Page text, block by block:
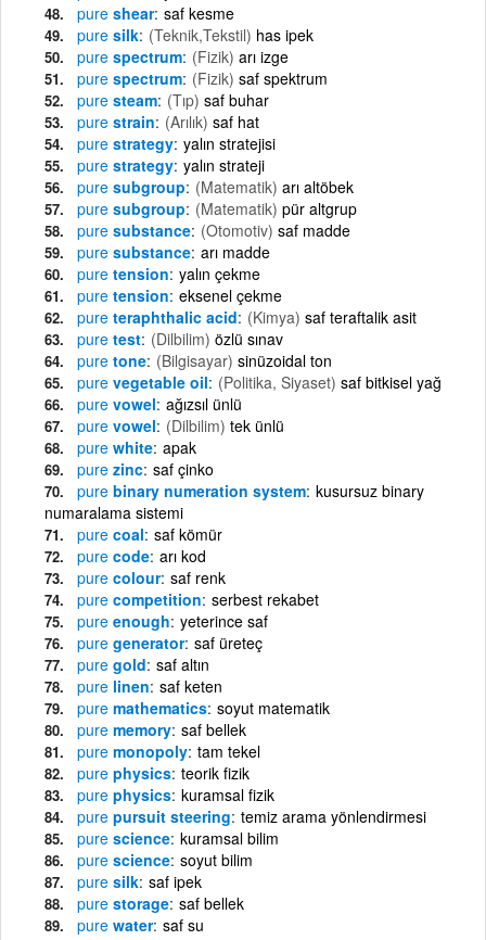
pure shear saf kesme
pure silk (Teknik,Tekstil) has ipek
pure spectrum (Fizik) arı izge
pure spectrum (Fizik) saf spektrum
pure steam (Tıp) saf buhar
pure strain (Arılık) saf hat
pure strategy yalın stratejisi
pure strategy yalın strateji
pure subgroup (Matematik) arı altöbek
pure subgroup (Matematik) pür altgrup
pure substance (Otomotiv) saf madde
pure substance arı madde
pure tension yalın çekme
pure tension eksenel çekme
pure teraphthalic acid (Kimya) saf teraftalik asit
pure test (Dilbilim) özlü sınav
pure tone (Bilgisayar) sinüzoidal ton
pure vegetable oil (Politika, Siyaset) saf bitkisel yağ
pure vowel ağızsıl ünlü
pure vowel (Dilbilim) tek ünlü
pure white apak
pure zinc saf çinko
pure binary numeration system kusursuz binary
numaralama sistemi
pure coal saf kömür
pure code arı kod
pure colour saf renk
pure competition serbest rekabet
pure enough yeterince saf
pure generator saf üreteç
pure gold saf altın
pure linen saf keten
pure mathematics soyut matematik
pure memory saf bellek
pure monopoly tam tekel
pure physics teorik fizik
pure physics kuramsal fizik
pure pursuit steering temiz arama yönlendirmesi
pure science kuramsal bilim
pure science soyut bilim
pure silk saf ipek
pure storage saf bellek
pure water saf su